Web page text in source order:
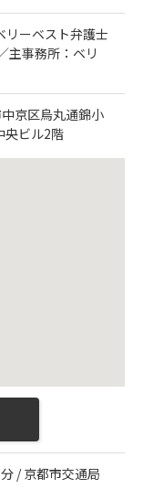
ーベスト弁護士
主事務所：ベリ
京区烏丸通錦小
央ビル2階
/ 京都市交通局